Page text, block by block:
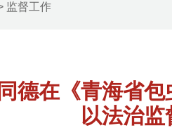
监督工作
德在《青海省
以法治